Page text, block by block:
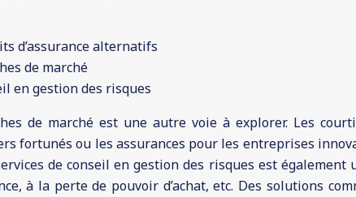
d’assurance alternatifs
de marché
en gestion des risques
de marché est une autre voie à explorer. Les
fortunés ou les assurances pour les entreprises
de conseil en gestion des risques est
à la perte de pouvoir d’achat, etc. Des solutions